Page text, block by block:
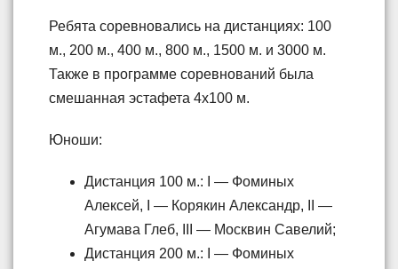
Ребята соревновались на дистанциях: 100
м., 200 м., 400 м., 800 м., 1500 м. и 3000 м.
Также в программе соревнований была
смешанная эстафета 4х100 м.
Юноши:
Дистанция 100 м.: I — Фоминых
Алексей, I — Корякин Александр, II —
Агумава Глеб, III — Москвин Савелий;
Дистанция 200 м.: I — Фоминых